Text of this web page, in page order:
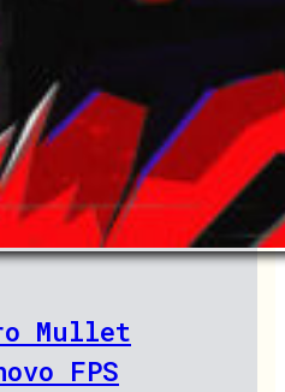
Mullet
FPS